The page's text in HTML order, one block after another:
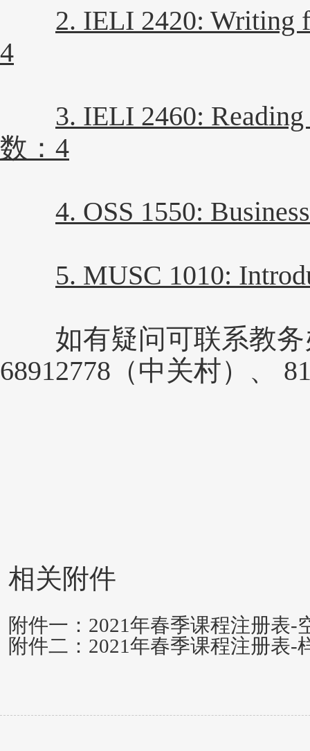
2. IELI 2420: Writing
4
3. IELI 2460:
数：4
4. OSS 1550:
5. MUSC 1010:
如有疑问可联系教务
68912778（中关村）、
相关附件
附件一：2021年春季课程注册表-
附件二：2021年春季课程注册表-